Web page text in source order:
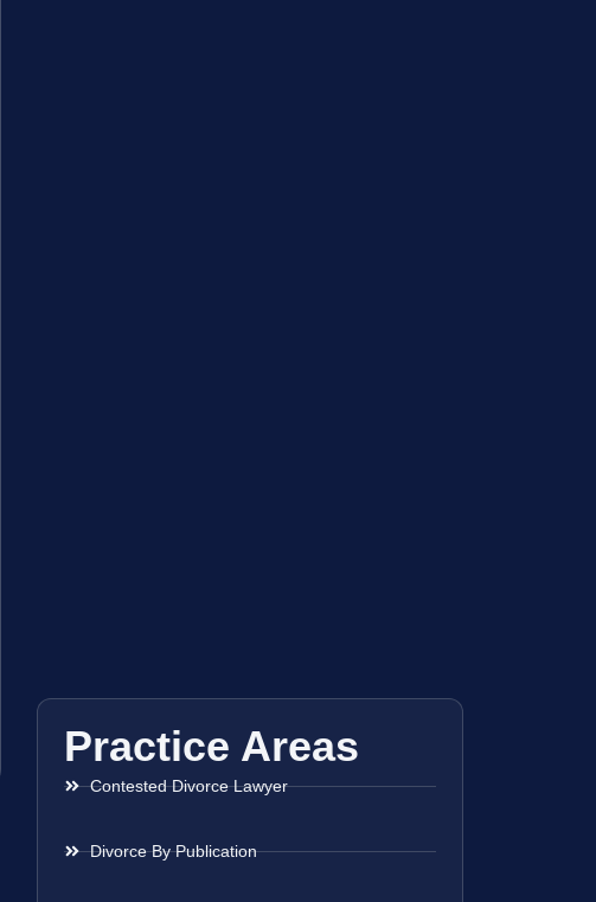
Practice Areas
Contested Divorce Lawyer
Divorce By Publication